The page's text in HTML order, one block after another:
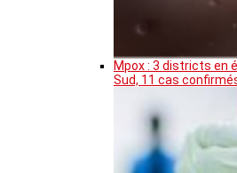
Mpox : 3 districts en
Sud, 11 cas